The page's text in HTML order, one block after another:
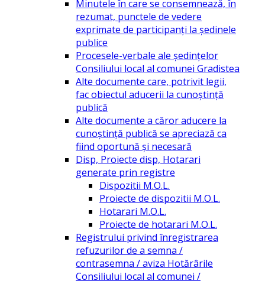
Minutele în care se consemnează, în
rezumat, punctele de vedere
exprimate de participanți la ședinele
publice
Procesele-verbale ale ședințelor
Consiliului local al comunei Gradistea
Alte documente care, potrivit legii,
fac obiectul aducerii la cunoștință
publică
Alte documente a căror aducere la
cunoștință publică se apreciază ca
fiind oportună și necesară
Disp, Proiecte disp, Hotarari
generate prin registre
Dispozitii M.O.L.
Proiecte de dispozitii M.O.L.
Hotarari M.O.L.
Proiecte de hotarari M.O.L.
Registrului privind înregistrarea
refuzurilor de a semna /
contrasemna / aviza Hotărârile
Consiliului local al comunei /